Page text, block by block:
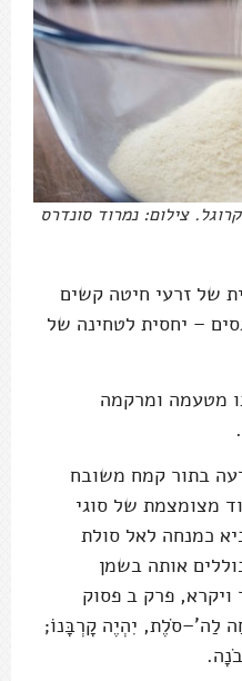
צילום: נמרוד סונדרס
של זרעי חיטה קשים
– יחסית לטחינה של
מטעמה ומרקמה
בתור קמח משובח
מצומצמת של סוגי
כמנחה לאל סולת
אותה בשמן
פרק ב פסוק
לַה'–סֹלֶת, יִהְיֶה קָרְבָּנוֹ;